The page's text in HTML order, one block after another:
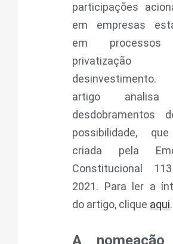
participações
em empresas
em
artigo
desdobramentos
possibilidade,
criada pela
Constitucional
2021. Para ler a
do artigo, clique aqui.